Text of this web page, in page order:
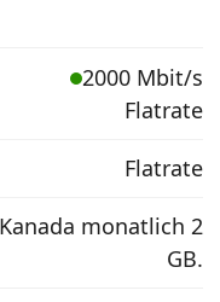
2000 Mbit/s
Flatrate
Flatrate
monatlich 2
GB.